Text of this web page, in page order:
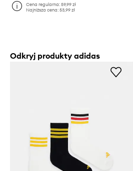
Cena regularna:59,99 zł
Najniższa cena:53,99 zł
Odkryj produkty adidas